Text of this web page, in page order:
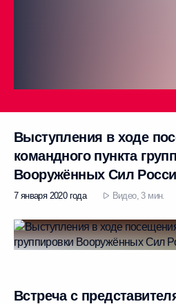
Выступления в ходе
командного пункта
Вооружённых Сил
7 января 2020 года Видео, 3 мин.
Встреча с